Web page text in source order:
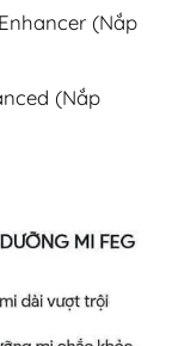
(Nắp
(Nắp